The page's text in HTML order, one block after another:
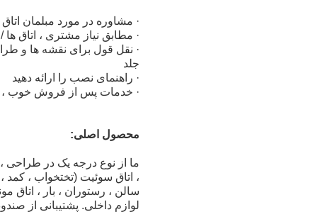
· مشاوره در مورد مبلمان
· مطابق نیاز مشتری ، اتاق ها
· نقل قول برای نقشه ها و
جلد
· راهنمای نصب را ارائه دهید
· خدمات پس از فروش خوب ،
محصول اصلی:
ما از نوع درجه یک در طراحی ،
سالن ، رستوران ، بار ، اتاق
لوازم داخلی. پشتیبانی از